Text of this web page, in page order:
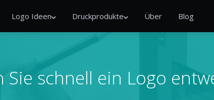
Logo Ideen Druckprodukte Über Blog
Sie schnell ein Logo